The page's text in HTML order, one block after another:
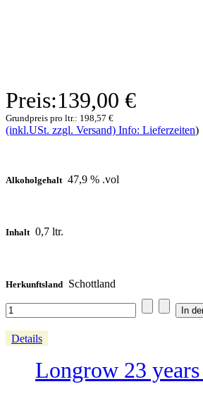
Preis:139,00 €
Grundpreis pro ltr.: 198,57 €
(inkl.USt. zzgl. Versand) Info: Lieferzeiten)
Alkoholgehalt 47,9 % .vol
Inhalt 0,7 ltr.
Herkunftsland Schottland
Details
Longrow 23